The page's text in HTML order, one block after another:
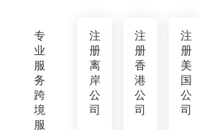
专
业
服
务
跨
境
服
注
册
离
岸
公
司
注
册
香
港
公
司
注
册
美
国
公
司